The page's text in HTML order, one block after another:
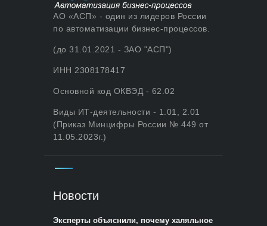
АО «АСП» - один из лидеров России
по автоматизации бизнес-процессов.
(до 31.01.2021 - ЗАО "АСП")
ИНН 2308178417
Основной код ОКВЭД - 62.02
Виды ИТ-деятельности - 1.01, 2.01
(Приказ Минцифры России № 449 от
11.05.2023г.)
Новости
Эксперты объяснили, почему халяльное